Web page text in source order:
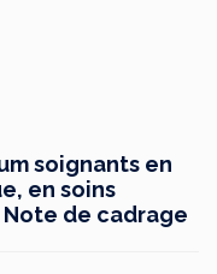
soignants en
en soins
de cadrage